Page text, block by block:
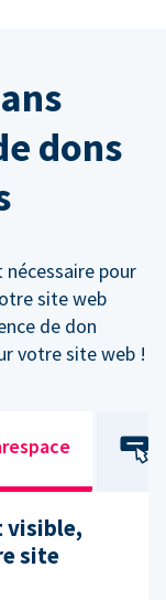
dons
pour
site web
de don
votre site web !
visible,
site